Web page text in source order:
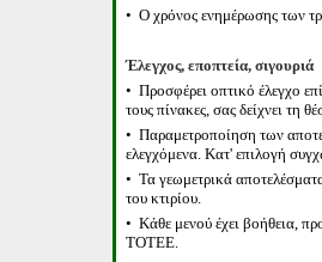
• Ο χρόνος ενημέρωσης των
Έλεγχος, εποπτεία, σιγουριά
• Προσφέρει οπτικό έλεγχο
τους πίνακες, σας δείχνει τη
• Παραμετροποίηση των
ελεγχόμενα. Κατ' επιλογή
• Τα γεωμετρικά
του κτιρίου.
• Κάθε μενού έχει βοήθεια,
ΤΟΤΕΕ.